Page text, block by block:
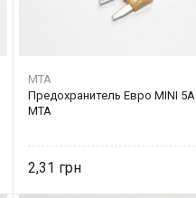
MTA
Предохранитель Евро MINI 5А
MTA
2,31